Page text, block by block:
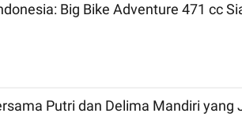
Big Bike Adventure 471 cc
Putri dan Delima Mandiri yang